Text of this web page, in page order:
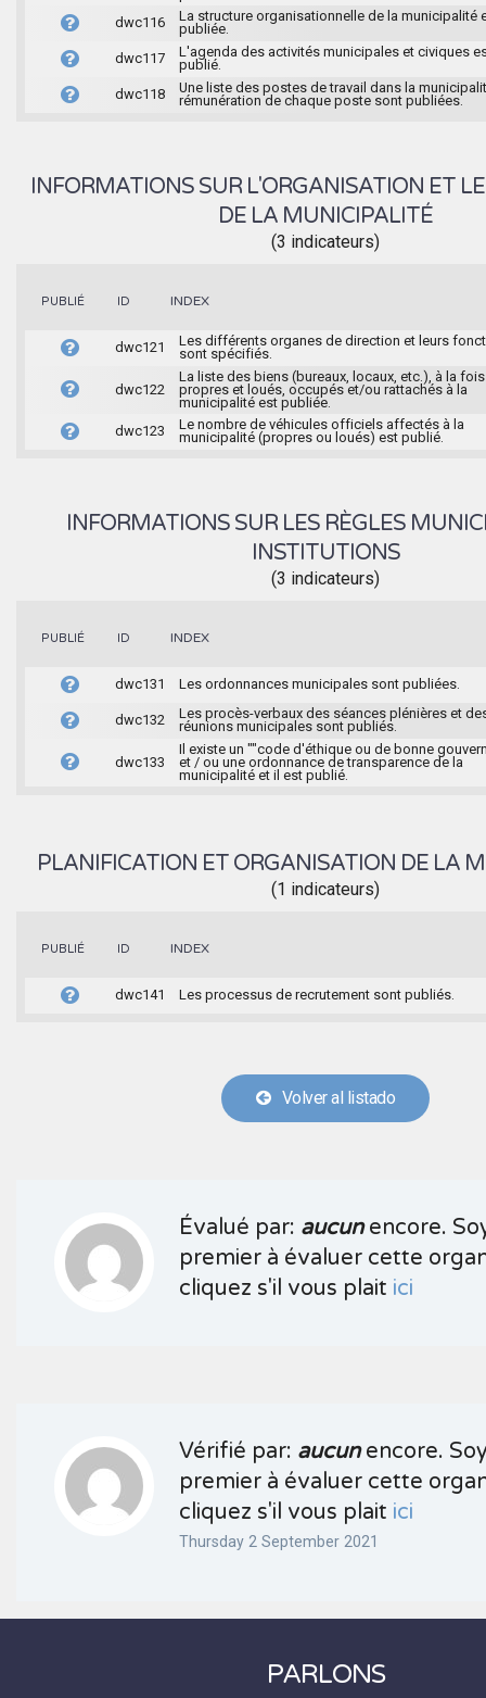
dwc116
La structure organisationnelle de la municipalité
publiée.
dwc117
L'agenda des activités municipales et civiques
publié.
dwc118
Une liste des postes de travail dans la
rémunération de chaque poste sont publiées.
INFORMATIONS SUR L'ORGANISATION ET
DE LA MUNICIPALITÉ
(3 indicateurs)
PUBLIÉ ID INDEX
dwc121
Les différents organes de direction et leurs
sont spécifiés.
dwc122
La liste des biens (bureaux, locaux, etc.), à la fois
propres et loués, occupés et/ou rattachés à la
municipalité est publiée.
dwc123
Le nombre de véhicules officiels affectés à la
municipalité (propres ou loués) est publié.
INFORMATIONS SUR LES RÈGLES
INSTITUTIONS
(3 indicateurs)
PUBLIÉ ID INDEX
dwc131 Les ordonnances municipales sont publiées.
dwc132
Les procès-verbaux des séances plénières et
réunions municipales sont publiés.
dwc133
Il existe un ""code d'éthique ou de bonne
et / ou une ordonnance de transparence de la
municipalité et il est publié.
PLANIFICATION ET ORGANISATION DE LA
(1 indicateurs)
PUBLIÉ ID INDEX
dwc141 Les processus de recrutement sont publiés.
Volver al listado
Évalué par: aucunencore.
premier à évaluer cette
cliquez s'il vous plait ici
Vérifié par: aucunencore.
premier à évaluer cette
cliquez s'il vous plait ici
Thursday 2 September 2021
PARLONS